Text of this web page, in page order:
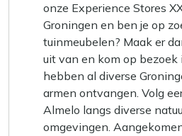
onze Experience Stores
Groningen en ben je op
tuinmeubelen? Maak er
uit van en kom op bezoek
hebben al diverse
armen ontvangen. Volg
Almelo langs diverse
omgevingen.